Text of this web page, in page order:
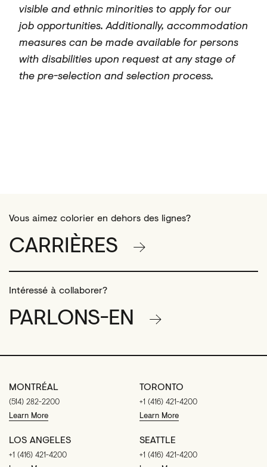
visible and ethnic minorities to apply for our
job opportunities. Additionally, accommodation
measures can be made available for persons
with disabilities upon request at any stage of
the pre-selection and selection process.
Vous aimez colorier en dehors des lignes?
CARRIÈRES
Intéressé à collaborer?
PARLONS-EN
MONTRÉAL
(514) 282-2200
Learn More
TORONTO
+1 (416) 421-4200
Learn More
LOS ANGELES
+1 (416) 421-4200
SEATTLE
+1 (416) 421-4200